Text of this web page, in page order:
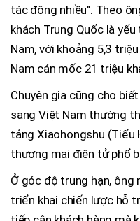
tác động nhiều". Theo
khách Trung Quốc là
Nam, với khoảng 5,3
Nam cán mốc 21 triệu
Chuyên gia cũng cho
sang Việt Nam thường
tảng Xiaohongshu (Tiểu
thương mại điện tử phổ
Ở góc độ trung hạn, ông
triển khai chiến lược hỗ